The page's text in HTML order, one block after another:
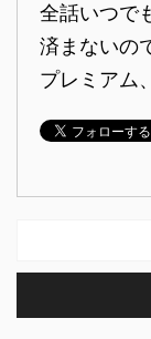
全話いつで
済まないの
プレミアム